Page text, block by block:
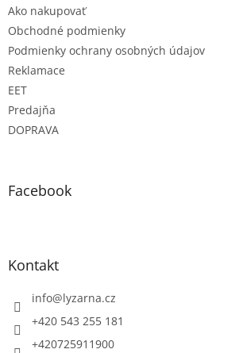
Ako nakupovať
Obchodné podmienky
Podmienky ochrany osobných údajov
Reklamace
EET
Predajňa
DOPRAVA
Facebook
Kontakt
info@lyzarna.cz
+420 543 255 181
+420725911900